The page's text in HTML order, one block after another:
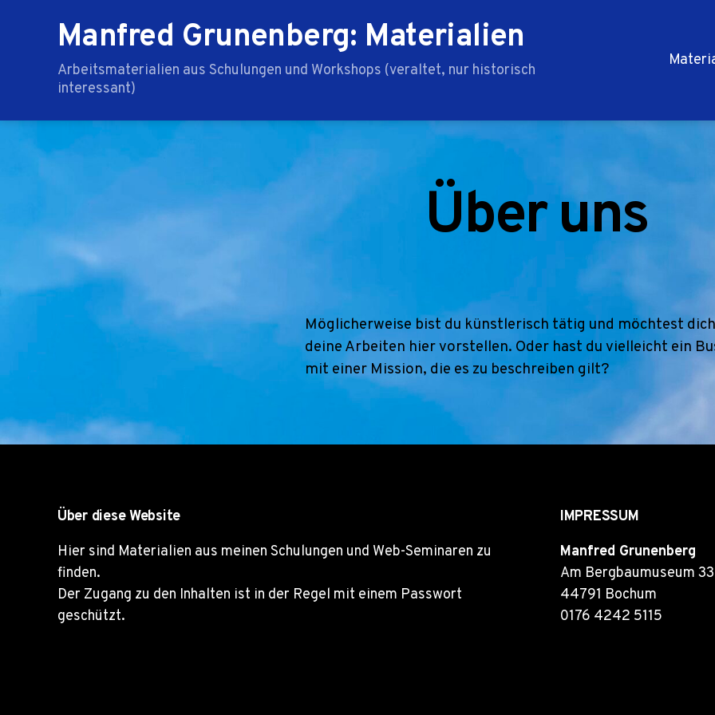
Manfred Grunenberg: Materialien
Arbeitsmaterialien aus Schulungen und Workshops (veraltet, nur historisch
interessant)
Über uns
Möglicherweise bist du künstlerisch tätig und möchtest
deine Arbeiten hier vorstellen. Oder hast du vielleicht ein
mit einer Mission, die es zu beschreiben gilt?
Über diese Website
Hier sind Materialien aus meinen Schulungen und Web-Seminaren zu
finden.
Der Zugang zu den Inhalten ist in der Regel mit einem Passwort
geschützt.
IMPRESSUM
Manfred Grunenberg
Am Bergbaumuseum
44791 Bochum
0176 4242 5115